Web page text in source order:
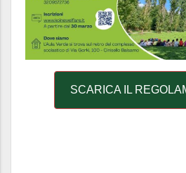
SCARICA IL